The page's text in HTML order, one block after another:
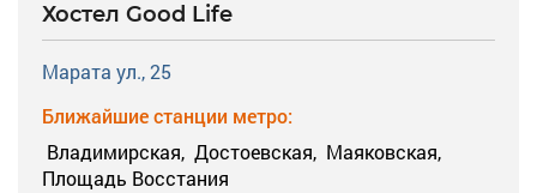
Хостел Good Life
Марата ул., 25
Ближайшие станции метро:
Владимирская, Достоевская, Маяковская,
Площадь Восстания